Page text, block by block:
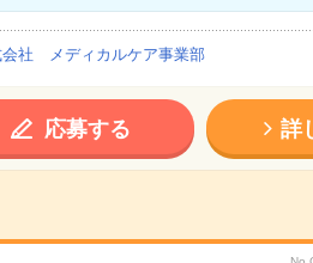
会社 メディカルケア事業部
応募する 詳